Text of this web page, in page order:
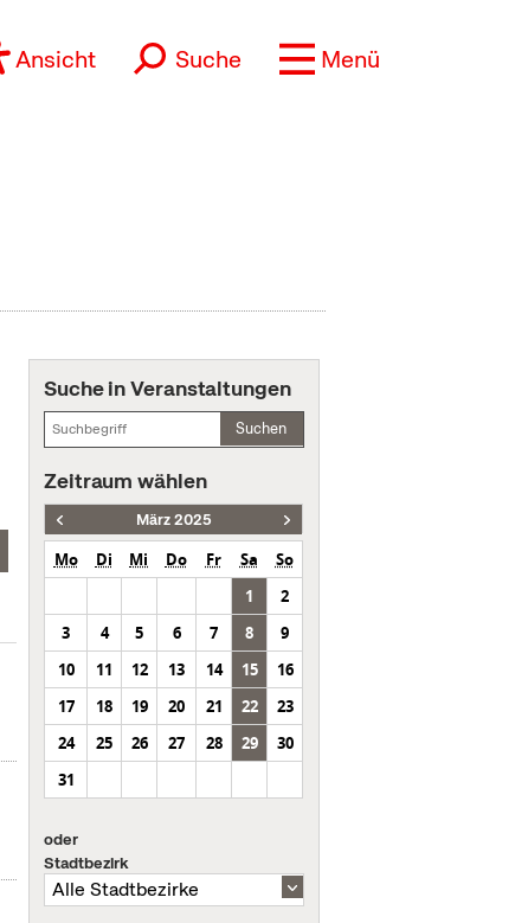
Ansicht Suche Menü
Suche in Veranstaltungen
Suchen
Zeitraum wählen
März 2025
Mo Di Mi Do Fr Sa
So
1
2
3
4 5 6 7 8
9
10
11 12 13 14 15
16
17
18 19 20 21 22
23
24
25 26 27 28 29
30
31
oder
Stadtbezirk